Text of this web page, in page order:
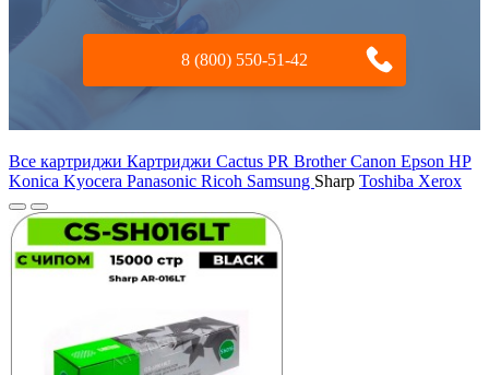
8 (800) 550-51-42
Все картриджи Картриджи Cactus PR BrotherCanon Epson HP
Konica Kyocera Panasonic Ricoh Samsung Sharp Toshiba Xerox